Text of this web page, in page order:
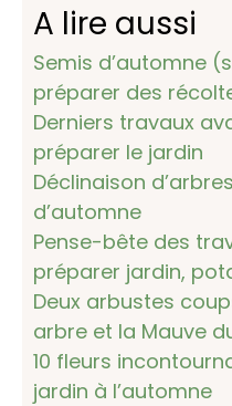
A lire aussi
Semis d’automne
préparer des
Derniers travaux
préparer le jardin
Déclinaison
d’automne
Pense-bête des
préparer jardin,
Deux arbustes
arbre et la Mauve
10 fleurs
jardin à l’automne